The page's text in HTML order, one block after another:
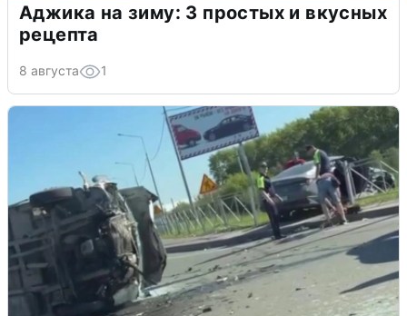
Аджика на зиму: 3 простых и вкусных
рецепта
8 августа 1